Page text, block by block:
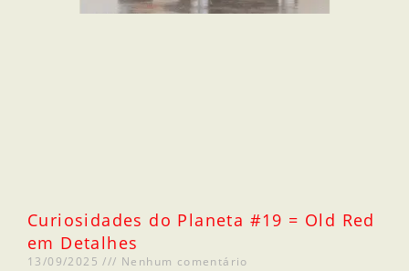
Curiosidades do Planeta #19 = Old Red
em Detalhes
13/09/2025 Nenhum comentário